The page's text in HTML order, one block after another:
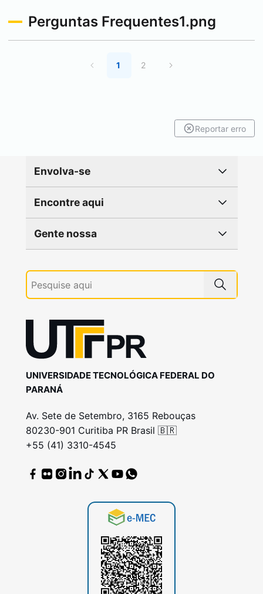
Perguntas Frequentes1.png
1 2
Reportar erro
Envolva-se
Encontre aqui
Gente nossa
UNIVERSIDADE TECNOLÓGICA FEDERAL DO
PARANÁ
Av. Sete de Setembro, 3165 Rebouças
80230-901 Curitiba PR Brasil 🇧🇷
+55 (41) 3310-4545